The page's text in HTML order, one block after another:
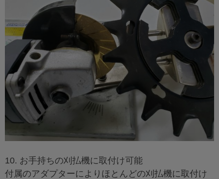
10. お手持ちの刈払機に取付け可能
付属のアダプターによりほとんどの刈払機に取付け